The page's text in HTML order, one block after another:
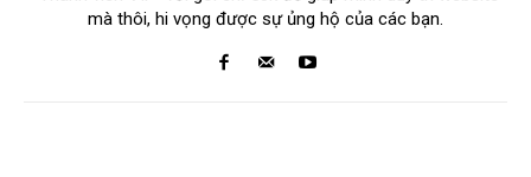
mà thôi, hi vọng được sự ủng hộ của các bạn.